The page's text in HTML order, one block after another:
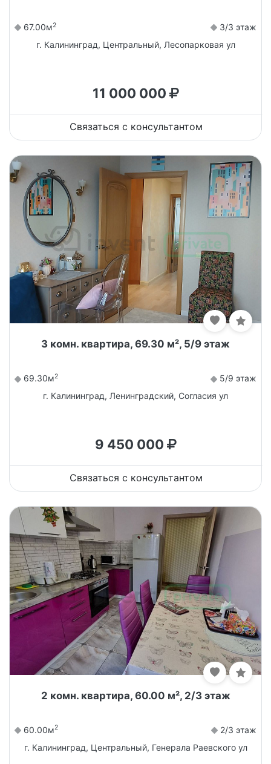
67.00м2
3/3 этаж
г. Калининград, Центральный, Лесопарковая ул
11 000 000
Связаться с консультантом
3 комн. квартира, 69.30 м², 5/9 этаж
69.30м2
5/9 этаж
г. Калининград, Ленинградский, Согласия ул
9 450 000
Связаться с консультантом
2 комн. квартира, 60.00 м², 2/3 этаж
60.00м2
2/3 этаж
г. Калининград, Центральный, Генерала Раевского ул